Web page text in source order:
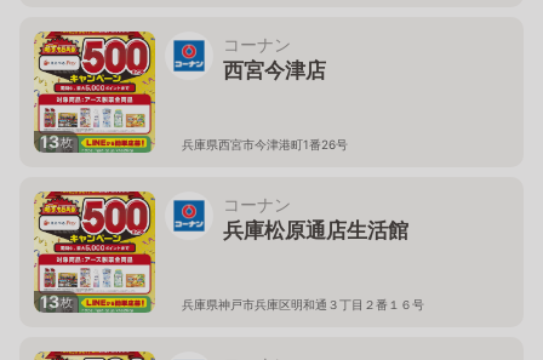
13枚
コーナン
西宮今津店
兵庫県西宮市今津港町1番26号
13枚
コーナン
兵庫松原通店生活館
兵庫県神戸市兵庫区明和通３丁目２番１６号